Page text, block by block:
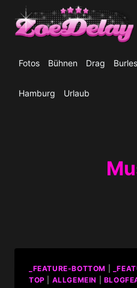
Inhalt
springen
Fotos Bühnen Drag
Hamburg Urlaub
_FEATURE-BOTTOM
TOP
ALLGEMEIN